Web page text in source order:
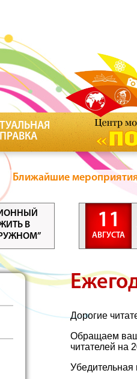
Ближайшие
В
11
АВГУСТА
Дорогие
Обращаем
читателей на
Убедительная